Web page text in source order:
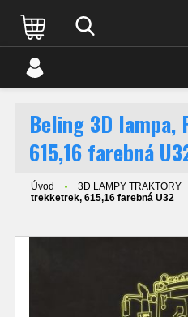
Beling 3D
615,16 farebná
Úvod 3D LAMPY TRAKTORY
trekketrek, 615,16 farebná U32